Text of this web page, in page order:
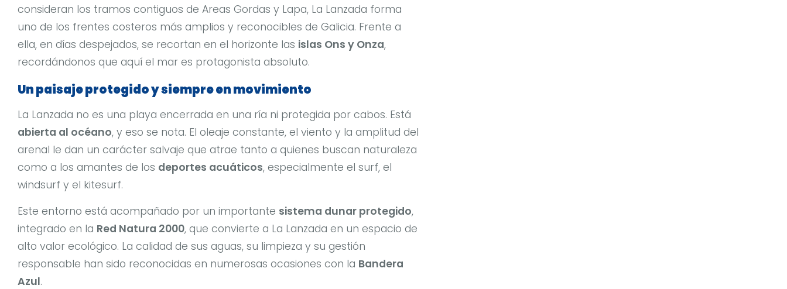
consideran los tramos contiguos de Areas Gordas y Lapa, La Lanzada forma
uno de los frentes costeros más amplios y reconocibles de Galicia. Frente a
ella, en días despejados, se recortan en el horizonte las islas Ons y Onza,
recordándonos que aquí el mar es protagonista absoluto.
Un paisaje protegido y siempre en movimiento
La Lanzada no es una playa encerrada en una ría ni protegida por cabos. Está
abierta al océano, y eso se nota. El oleaje constante, el viento y la amplitud del
arenal le dan un carácter salvaje que atrae tanto a quienes buscan naturaleza
como a los amantes de los deportes acuáticos, especialmente el surf, el
windsurf y el kitesurf.
Este entorno está acompañado por un importante sistema dunar protegido,
integrado en la Red Natura 2000, que convierte a La Lanzada en un espacio de
alto valor ecológico. La calidad de sus aguas, su limpieza y su gestión
responsable han sido reconocidas en numerosas ocasiones con la Bandera
Azul.